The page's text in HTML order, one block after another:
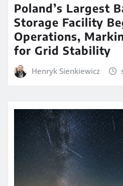
Poland’s Largest
Storage Facility
Operations,
for Grid Stability
Henryk Sienkiewicz